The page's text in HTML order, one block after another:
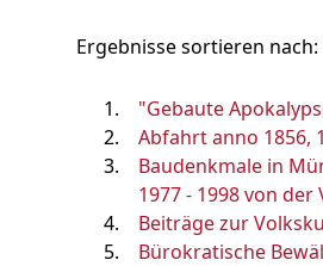
Ergebnisse sortieren nach:
"Gebaute
Abfahrt anno 1856,
Baudenkmale in
1977 - 1998 von
Beiträge zur
Bürokratische